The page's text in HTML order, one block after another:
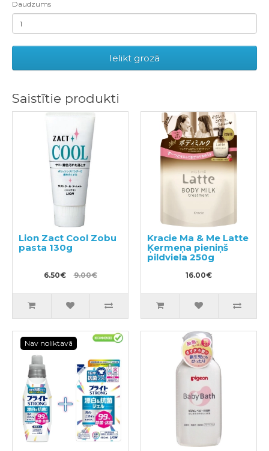
Daudzums
Ielikt grozā
Saistītie produkti
Lion Zact Cool Zobu
pasta 130g
6.50€ 9.00€
Kracie Ma & Me Latte
Ķermeņa pieniņš
pildviela 250g
16.00€
Nav noliktavā